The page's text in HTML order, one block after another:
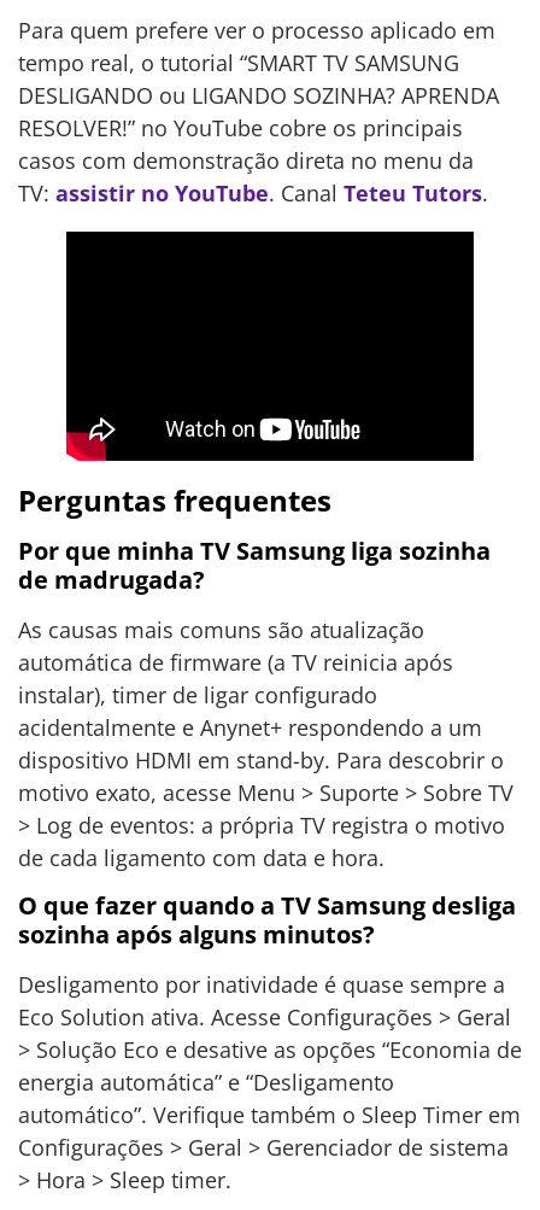
Para quem prefere ver o processo aplicado em
tempo real, o tutorial “SMART TV SAMSUNG
DESLIGANDO ou LIGANDO SOZINHA? APRENDA
RESOLVER!” no YouTube cobre os principais
casos com demonstração direta no menu da
TV: assistir no YouTube. Canal Teteu Tutors.
Perguntas frequentes
Por que minha TV Samsung liga sozinha
de madrugada?
As causas mais comuns são atualização
automática de firmware (a TV reinicia após
instalar), timer de ligar configurado
acidentalmente e Anynet+ respondendo a um
dispositivo HDMI em stand-by. Para descobrir o
motivo exato, acesse Menu > Suporte > Sobre TV
> Log de eventos: a própria TV registra o motivo
de cada ligamento com data e hora.
O que fazer quando a TV Samsung desliga
sozinha após alguns minutos?
Desligamento por inatividade é quase sempre a
Eco Solution ativa. Acesse Configurações > Geral
> Solução Eco e desative as opções “Economia de
energia automática” e “Desligamento
automático”. Verifique também o Sleep Timer em
Configurações > Geral > Gerenciador de sistema
> Hora > Sleep timer.